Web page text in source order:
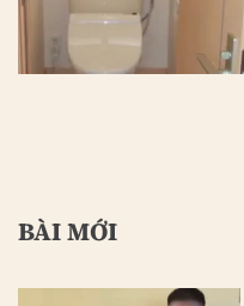
BÀI MỚI